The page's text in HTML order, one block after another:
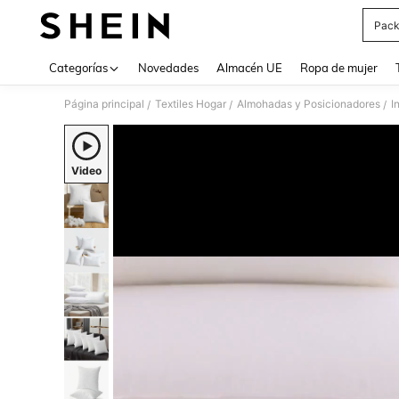
Categorías Novedades Almacén UE Ropa de mujer
Página principal / Textiles Hogar / Almohadas y Posicionadores /
Video